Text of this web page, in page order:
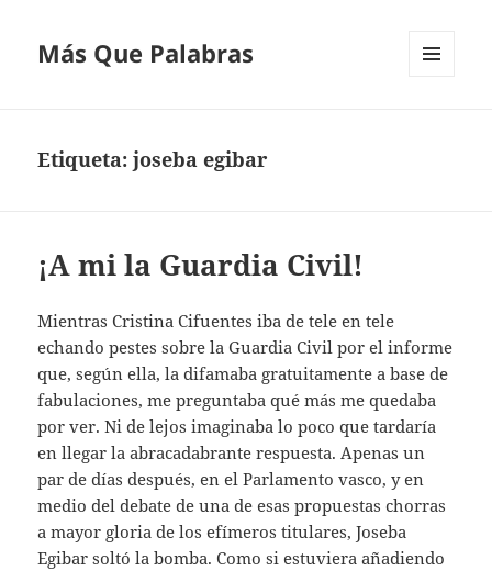
Más Que Palabras
Etiqueta:joseba egibar
¡A mi la Guardia Civil!
Mientras Cristina Cifuentes iba de tele en tele
echando pestes sobre la Guardia Civil por el informe
que, según ella, la difamaba gratuitamente a base de
fabulaciones, me preguntaba qué más me quedaba
por ver. Ni de lejos imaginaba lo poco que tardaría
en llegar la abracadabrante respuesta. Apenas un
par de días después, en el Parlamento vasco, y en
medio del debate de una de esas propuestas chorras
a mayor gloria de los efímeros titulares, Joseba
Egibar soltó la bomba. Como si estuviera añadiendo